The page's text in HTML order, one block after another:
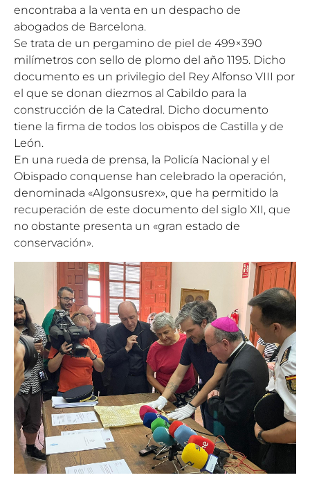
encontraba a la venta en un despacho de
abogados de Barcelona.
Se trata de un pergamino de piel de 499×390
milímetros con sello de plomo del año 1195. Dicho
documento es un privilegio del Rey Alfonso VIII por
el que se donan diezmos al Cabildo para la
construcción de la Catedral. Dicho documento
tiene la firma de todos los obispos de Castilla y de
León.
En una rueda de prensa, la Policía Nacional y el
Obispado conquense han celebrado la operación,
denominada «Algonsusrex», que ha permitido la
recuperación de este documento del siglo XII, que
no obstante presenta un «gran estado de
conservación».